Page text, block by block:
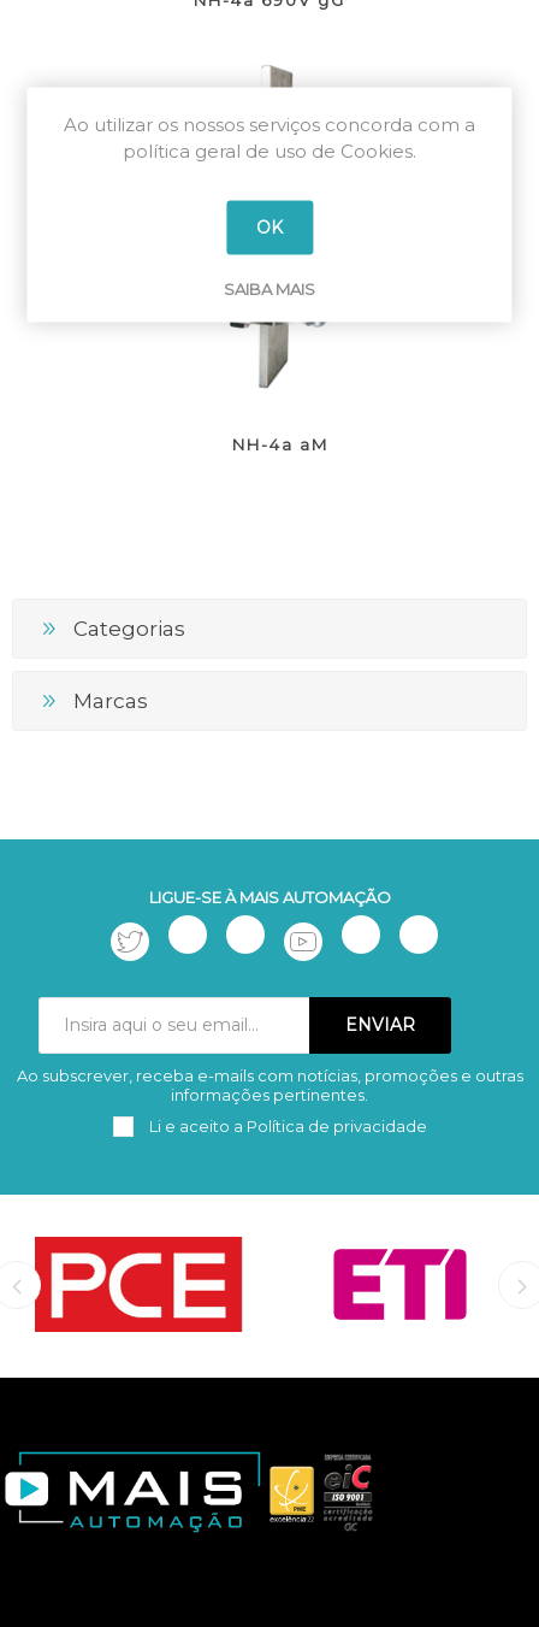
NH-4a aM
Categorias
Marcas
LIGUE-SE À MAIS AUTOMAÇÃO
Subscrever Remover
Ao subscrever, receba e-mails com notícias, promoções e outras
informações pertinentes.
Li e aceito a Política de privacidade
Ao utilizar os nossos serviços concorda com a
política geral de uso de Cookies.
OK
SAIBA MAIS